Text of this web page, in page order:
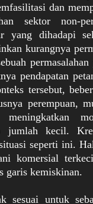
dan
sektor non-
yang dihadapi
kurangnya
pendapatan
tersebut,
perempuan,
meningkatkan
jumlah kecil.
seperti ini.
komersial
garis kemiskinan.
sesuai untuk